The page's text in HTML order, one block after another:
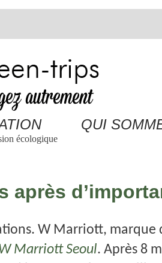
écologique
après
W Marriott, marque
Marriott Seoul. Après 8
QUI